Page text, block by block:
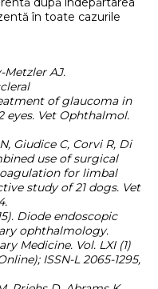
în toate cazurile
Metzler AJ.
of glaucoma in
eyes. Vet Ophthalmol.
Giudice C, Corvi R, Di
use of surgical
for limbal
study of 21 dogs. Vet
Diode endoscopic
ophthalmology.
Medicine. Vol. LXI (1)
ISSN-L 2065-1295,